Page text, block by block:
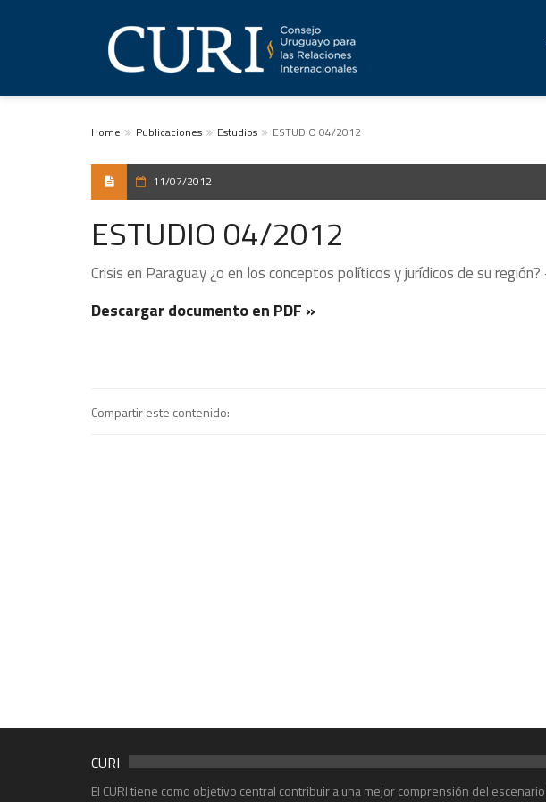
Home Publicaciones Estudios ESTUDIO 04/2012
11/07/2012
ESTUDIO 04/2012
Crisis en Paraguay ¿o en los conceptos políticos y jurídicos de su
Descargar documento en PDF »
Compartir este contenido:
CURI
El CURI tiene como objetivo central contribuir a una mejor comprensión del